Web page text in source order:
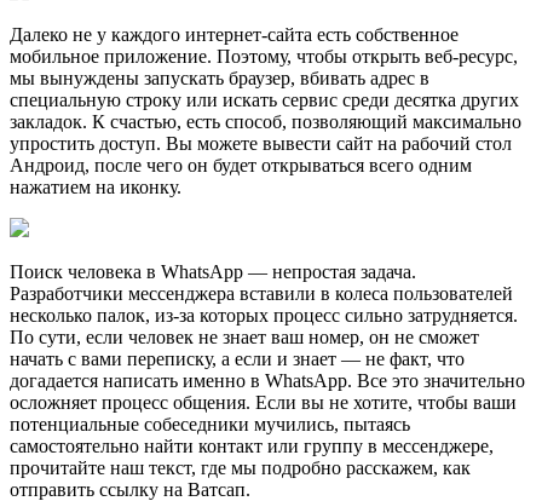
Далеко не у каждого интернет-сайта есть собственное
мобильное приложение. Поэтому, чтобы открыть веб-ресурс,
мы вынуждены запускать браузер, вбивать адрес в
специальную строку или искать сервис среди десятка других
закладок. К счастью, есть способ, позволяющий максимально
упростить доступ. Вы можете вывести сайт на рабочий стол
Андроид, после чего он будет открываться всего одним
нажатием на иконку.
Поиск человека в WhatsApp — непростая задача.
Разработчики мессенджера вставили в колеса пользователей
несколько палок, из-за которых процесс сильно затрудняется.
По сути, если человек не знает ваш номер, он не сможет
начать с вами переписку, а если и знает — не факт, что
догадается написать именно в WhatsApp. Все это значительно
осложняет процесс общения. Если вы не хотите, чтобы ваши
потенциальные собеседники мучились, пытаясь
самостоятельно найти контакт или группу в мессенджере,
прочитайте наш текст, где мы подробно расскажем, как
отправить ссылку на Ватсап.